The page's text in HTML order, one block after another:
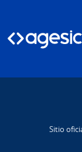
Sitio